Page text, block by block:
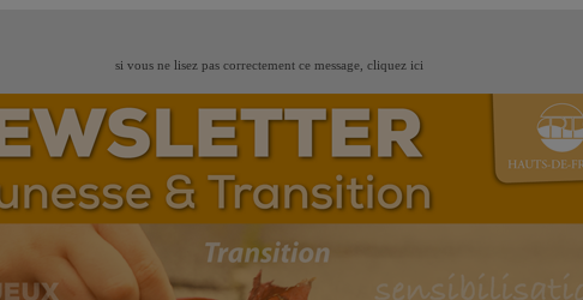
si vous ne lisez pas correctement ce message, cliquez ici